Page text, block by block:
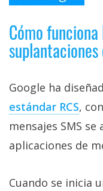
Cómo
suplantaciones
Google ha
estándar RCS‎,
mensajes SMS
aplicaciones de
Cuando se inicia